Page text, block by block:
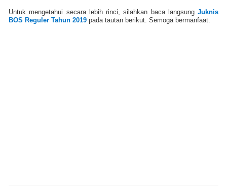
Untuk mengetahui secara lebih rinci, silahkan baca langsung Juknis
BOS Reguler Tahun 2019 pada tautan berikut. Semoga bermanfaat.